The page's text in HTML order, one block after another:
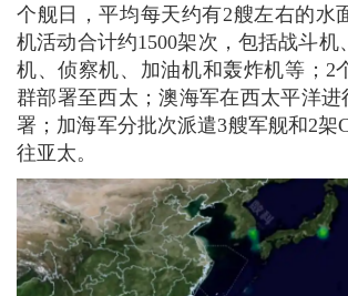
个舰日，平均每天约有2艘左右的水
机活动合计约1500架次，包括战斗机
机、侦察机、加油机和轰炸机等；2
群部署至西太；澳海军在西太平洋进
署；加海军分批次派遣3艘军舰和2架
往亚太。